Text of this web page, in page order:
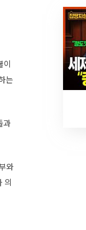
는
과
와
의